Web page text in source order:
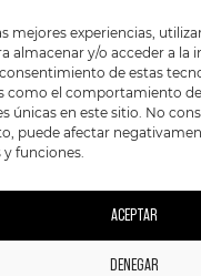
mejores experiencias,
almacenar y/o acceder a la
de estas
como el comportamiento
únicas en este sitio. No
puede afectar
funciones.
ACEPTAR
DENEGAR
LA
TIENDA
OFERTAS
FOUR